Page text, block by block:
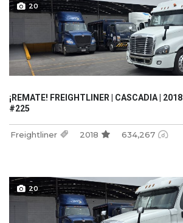
20
¡REMATE! FREIGHTLINER | CASCADIA | 2018 |
#225
Freightliner 2018 634,267
20